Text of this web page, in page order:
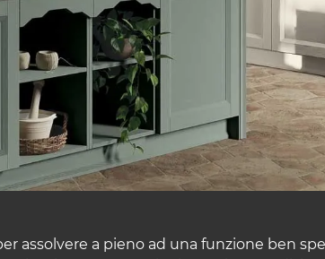
assolvere a pieno ad una funzione ben